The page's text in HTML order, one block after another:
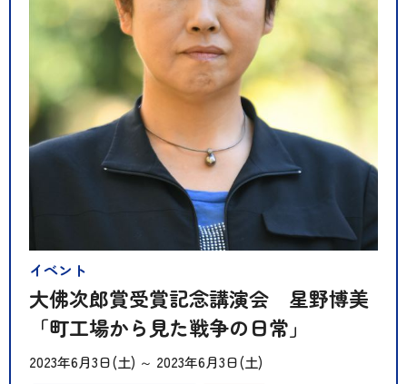
大佛次郎賞受賞記念講演会 星野博美
「町工場から見た戦争の日常」
イベント
2023年6月3日(土) ～ 2023年6月3日(土)